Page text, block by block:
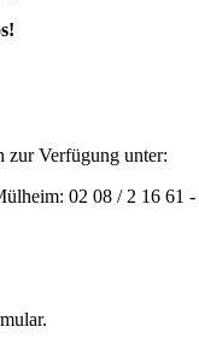
zur Verfügung unter:
02 08 / 2 16 61 -